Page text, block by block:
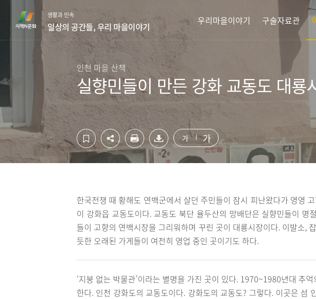
영
로
역
가
생활과 민속
일상의 공간들, 우리 마을이야기
우리마을이야기 구술자료관
인천 마을 산책
실향민들이 만든 강화 교동도 대룡
가 가
한국전쟁 때 황해도 연백군에서 살던 주민들이 잠시 피난왔다가 영영
이 강화읍 교동도이다. 교동도 북단 율두산의 망배단은 실향민들이 명
들이 고향의 연백시장을 그리워하며 꾸린 곳이 대룡시장이다. 이발소,
듯한 오래된 가게들이 여전히 영업 중인 곳이기도 하다.
‘지붕 없는 박물관’이라는 별명을 가진 곳이 있다. 1970~1980년대 추
한다. 인천 강화도의 교동도이다. 강화도의 교동도? 그렇다. 이곳은 섬